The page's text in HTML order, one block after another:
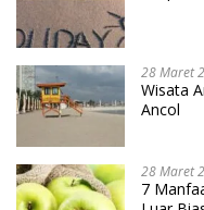
28 Maret
Wisata
Ancol
28 Maret
7